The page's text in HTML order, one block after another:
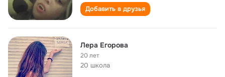
Добавить в друзья
Лера Егорова
20 лет
20 школа